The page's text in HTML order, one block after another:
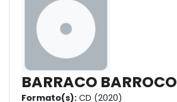
BARRACO BARROCO
Formato(s): CD (2020)